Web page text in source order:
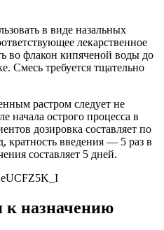
в виде назальных
лекарственное
во флакон кипяченой воды до
Смесь требуется тщательно
растром следует не
начала острого процесса в
дозировка составляет по
кратность введения — 5 раз в
составляет 5 дней.
к назначению